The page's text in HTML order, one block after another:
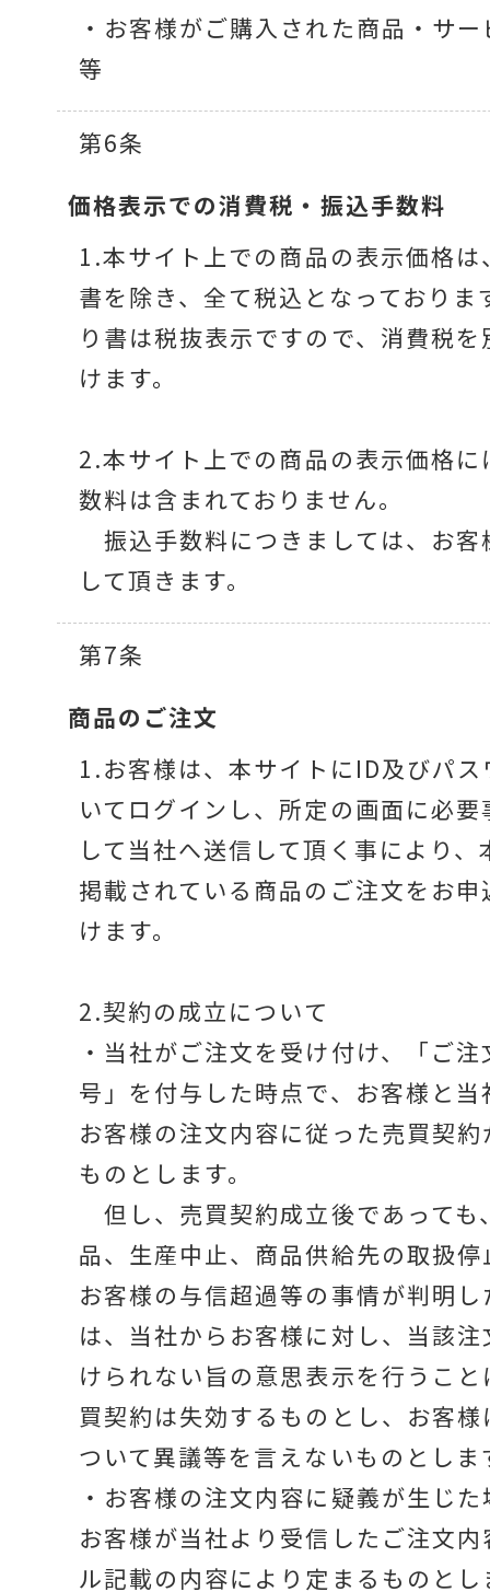
・お客様がご購入された商品・サ
等
第6条
価格表示での消費税・振込手数料
1.本サイト上での商品の表示価格は
書を除き、全て税込となっておりま
り書は税抜表示ですので、消費税
けます。
2.本サイト上での商品の表示価格に
数料は含まれておりません。
振込手数料につきましては、お客
して頂きます。
第7条
商品のご注文
1.お客様は、本サイトにID及びパ
いてログインし、所定の画面に必
して当社へ送信して頂く事により、
掲載されている商品のご注文をお
けます。
2.契約の成立について
・当社がご注文を受け付け、「ご
号」を付与した時点で、お客様と
お客様の注文内容に従った売買契
ものとします。
但し、売買契約成立後であっても
品、生産中止、商品供給先の取扱
お客様の与信超過等の事情が判明
は、当社からお客様に対し、当該
けられない旨の意思表示を行うこ
買契約は失効するものとし、お客
ついて異議等を言えないものとしま
・お客様の注文内容に疑義が生じ
お客様が当社より受信したご注文
ル記載の内容により定まるものとし